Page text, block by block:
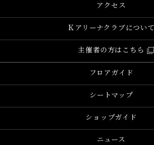
アクセス
Ｋアリーナクラブについて
主催者の方はこちら
フロアガイド
シートマップ
ショップガイド
ニュース